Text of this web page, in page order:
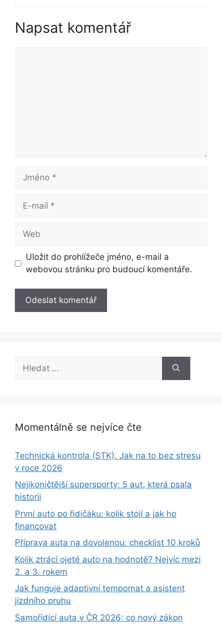
Napsat komentář
Jméno
Web
Uložit do prohlížeče jméno, e-mail a
webovou stránku pro budoucí komentáře.
Momentálně se nejvíce čte
Technická kontrola (STK). Jak na to bez stresu
v roce 2026
Nejikoničtější supersporty: 5 aut, která psala
historii
První auto po řidičáku: kolik stojí a jak ho
financovat
Příprava auta na dovolenou: checklist 10 kroků
Kolik ztrácí ojeté auto na hodnotě? Nejvíc mezi
2. a 3. rokem
Jak funguje adaptivní tempomat a asistent
jízdního pruhu
Samořídící auta v ČR 2026: co nový zákon